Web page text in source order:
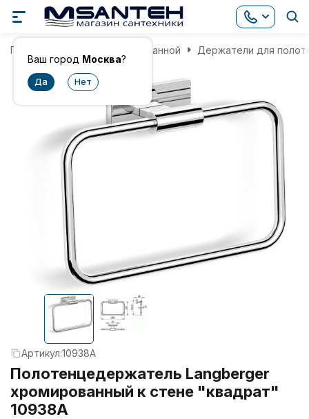
Ваш город Москва?
Главная Аксессуары для ванной Держатели для
Артикул:10938A
Полотенцедержатель Langberger
хромированный к стене "квадрат"
10938A